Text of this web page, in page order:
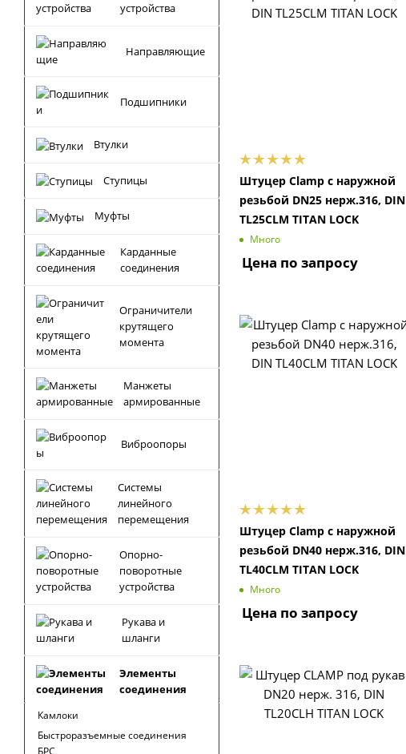
Штуцер Clamp с наружной
резьбой DN25 нерж.316, DIN
TL25CLM TITAN LOCK
Много
Цена по запросу
Штуцер Clamp с наружной
резьбой DN40 нерж.316, DIN
TL40CLM TITAN LOCK
Много
Цена по запросу
устройства
Направляющие
Подшипники
Втулки
Ступицы
Муфты
Карданные
соединения
Ограничители
крутящего
момента
Манжеты
армированные
Виброопоры
Системы
линейного
перемещения
Опорно-
поворотные
устройства
Рукава и
шланги
Элементы
соединения
Камлоки
Быстроразъемные соединения
БРС